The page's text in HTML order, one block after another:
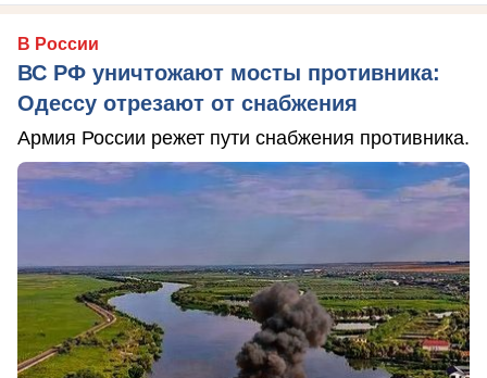
В России
ВС РФ уничтожают мосты противника:
Одессу отрезают от снабжения
Армия России режет пути снабжения противника.